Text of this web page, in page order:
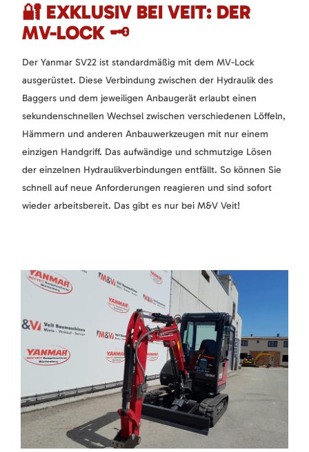
🔐 EXKLUSIV BEI VEIT: DER
MV-LOCK 🗝️
Der Yanmar SV22 ist standardmäßig mit dem MV-Lock
ausgerüstet. Diese Verbindung zwischen der Hydraulik des
Baggers und dem jeweiligen Anbaugerät erlaubt einen
sekundenschnellen Wechsel zwischen verschiedenen Löffeln,
Hämmern und anderen Anbauwerkzeugen mit nur einem
einzigen Handgriff. Das aufwändige und schmutzige Lösen
der einzelnen Hydraulikverbindungen entfällt. So können Sie
schnell auf neue Anforderungen reagieren und sind sofort
wieder arbeitsbereit. Das gibt es nur bei M&V Veit!